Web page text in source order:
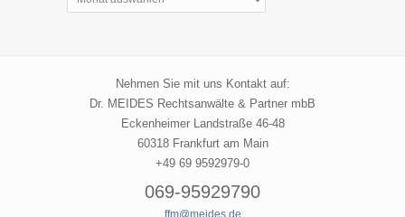
|
Nehmen Sie mit uns Kontakt auf:
Dr. MEIDES Rechtsanwälte & Partner mbB
Eckenheimer Landstraße 46-48
60318 Frankfurt am Main
+49 69 9592979-0
069-95929790
ffm@meides.de